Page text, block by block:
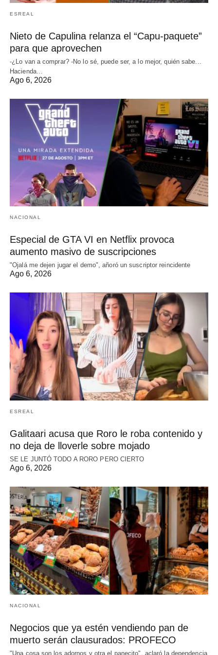
ESREAL
Nieto de Capulina relanza el “Capu-paquete”
para que aprovechen
-¿Lo van a comprar? -No lo sé, puede ser, a lo mejor, quién sabe...
Hacienda…
Ago 6, 2026
NACIONAL
Especial de GTA VI en Netflix provoca
aumento masivo de suscripciones
"Ojalá me dejen jugar el demo", añoró un suscriptor reincidente
Ago 6, 2026
ESREAL
Galitaari acusa que Roro le roba contenido y
no deja de lloverle sobre mojado
SE LE JUNTÓ TODO A RORO PERO CIERTO
Ago 6, 2026
NACIONAL
Negocios que ya estén vendiendo pan de
muerto serán clausurados: PROFECO
"Una cosa son los adornos y otra el panecito", aclaró la dependencia